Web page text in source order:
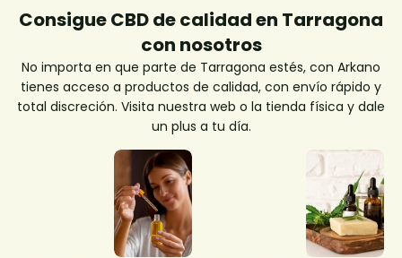
Consigue CBD de calidad en Tarragona
con nosotros
No importa en que parte de Tarragona estés, con Arkano
tienes acceso a productos de calidad, con envío rápido y
total discreción. Visita nuestra web o la tienda física y dale
un plus a tu día.